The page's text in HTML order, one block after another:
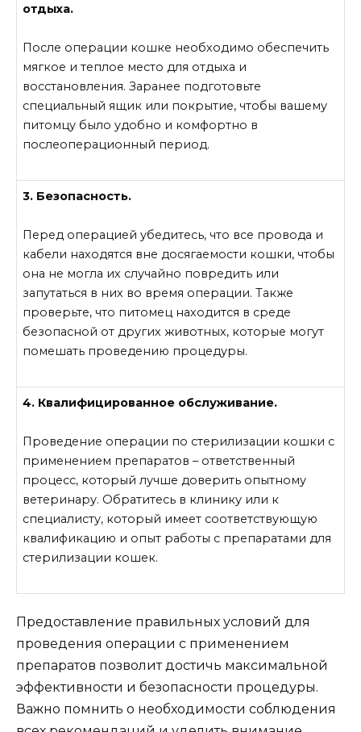
отдыха.
После операции кошке необходимо обеспечить
мягкое и теплое место для отдыха и
восстановления. Заранее подготовьте
специальный ящик или покрытие, чтобы вашему
питомцу было удобно и комфортно в
послеоперационный период.
3. Безопасность.
Перед операцией убедитесь, что все провода и
кабели находятся вне досягаемости кошки, чтобы
она не могла их случайно повредить или
запутаться в них во время операции. Также
проверьте, что питомец находится в среде
безопасной от других животных, которые могут
помешать проведению процедуры.
4. Квалифицированное обслуживание.
Проведение операции по стерилизации кошки с
применением препаратов – ответственный
процесс, который лучше доверить опытному
ветеринару. Обратитесь в клинику или к
специалисту, который имеет соответствующую
квалификацию и опыт работы с препаратами для
стерилизации кошек.
Предоставление правильных условий для
проведения операции с применением
препаратов позволит достичь максимальной
эффективности и безопасности процедуры.
Важно помнить о необходимости соблюдения